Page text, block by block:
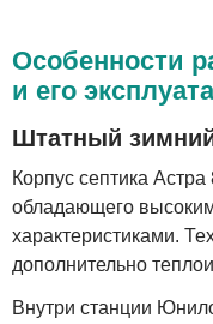
Особенности
и его
Штатный
Корпус септика
обладающего
характеристиками.
дополнительно
Внутри станции